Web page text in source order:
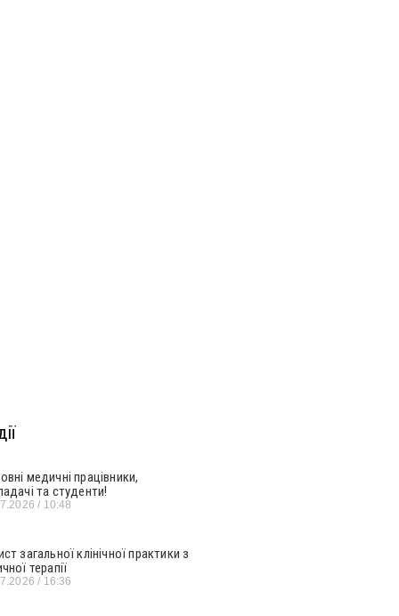
медичні працівники,
та студенти!
10:48
загальної клінічної практики з
терапії
16:36